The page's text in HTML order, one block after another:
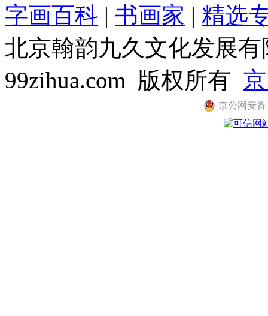
字画百科 | 书画家 | 精选
北京翰韵九久文化发展
99zihua.com 版权所有
京公网安备